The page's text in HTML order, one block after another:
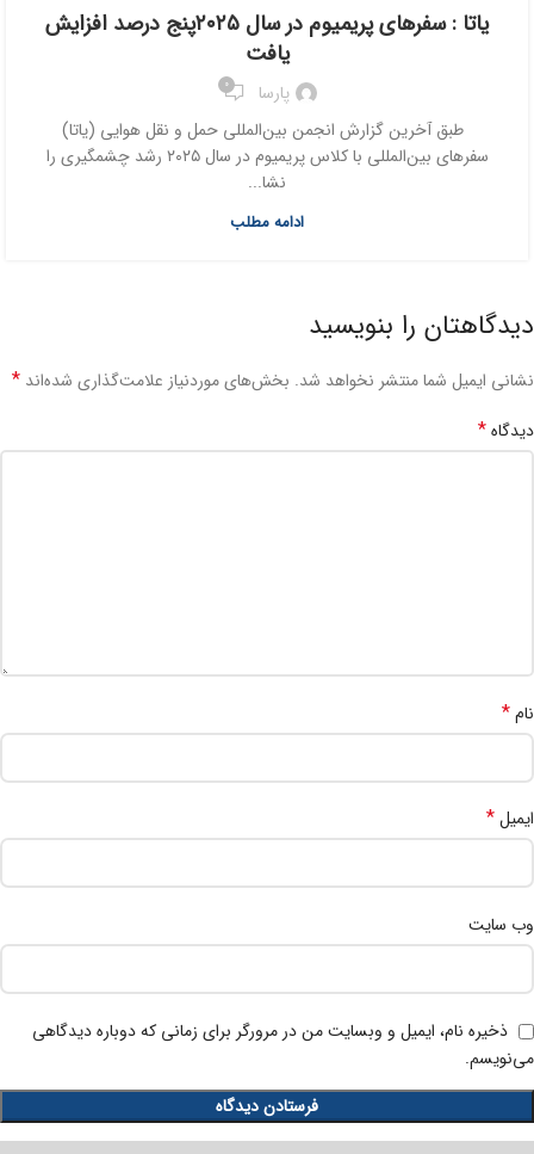
یاتا : سفرهای پریمیوم در سال ۲۰۲۵پنج درصد افزایش
یافت
پارسا 0
طبق آخرین گزارش انجمن بین‌المللی حمل و نقل هوایی (یاتا)
سفرهای بین‌المللی با کلاس پریمیوم در سال ۲۰۲۵ رشد چشمگیری را
نشا...
ادامه مطلب
دیدگاهتان را بنویسید
نشانی ایمیل شما منتشر نخواهد شد. بخش‌های موردنیاز علامت‌گذاری شده‌اند *
دیدگاه*
نام*
ایمیل*
وب‌ سایت
ذخیره نام، ایمیل و وبسایت من در مرورگر برای زمانی که دوباره دیدگاهی
می‌نویسم.